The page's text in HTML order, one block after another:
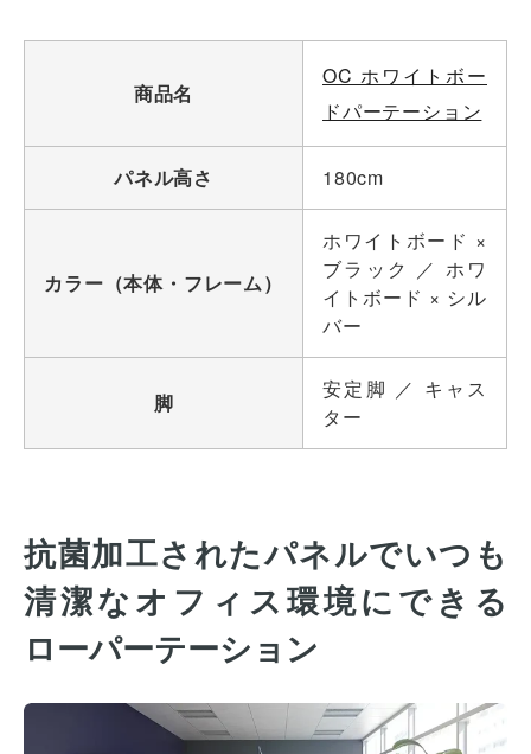
商品名
OC ホワイトボー
ドパーテーション
パネル高さ 180cm
カラー（本体・フレーム）
ホワイトボード ×
ブラック ／ ホワ
イトボード × シル
バー
脚
安定脚 ／ キャス
ター
抗菌加工されたパネルでいつも
清潔なオフィス環境にできる
ローパーテーション